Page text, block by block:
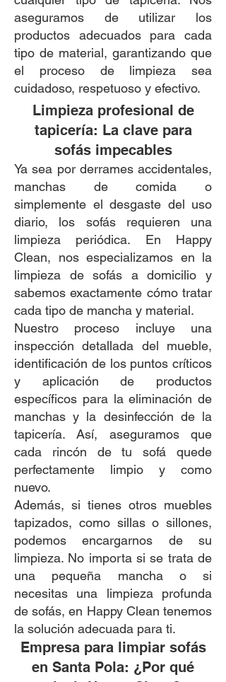
aseguramos de utilizar los
productos adecuados para cada
tipo de material, garantizando que
el proceso de limpieza sea
cuidadoso, respetuoso y efectivo.
Limpieza profesional de
tapicería: La clave para
sofás impecables
Ya sea por derrames accidentales,
manchas de comida o
simplemente el desgaste del uso
diario, los sofás requieren una
limpieza periódica. En Happy
Clean, nos especializamos en la
limpieza de sofás a domicilio y
sabemos exactamente cómo tratar
cada tipo de mancha y material.
Nuestro proceso incluye una
inspección detallada del mueble,
identificación de los puntos críticos
y aplicación de productos
específicos para la eliminación de
manchas y la desinfección de la
tapicería. Así, aseguramos que
cada rincón de tu sofá quede
perfectamente limpio y como
nuevo.
Además, si tienes otros muebles
tapizados, como sillas o sillones,
podemos encargarnos de su
limpieza. No importa si se trata de
una pequeña mancha o si
necesitas una limpieza profunda
de sofás, en Happy Clean tenemos
la solución adecuada para ti.
Empresa para limpiar sofás
en Santa Pola: ¿Por qué